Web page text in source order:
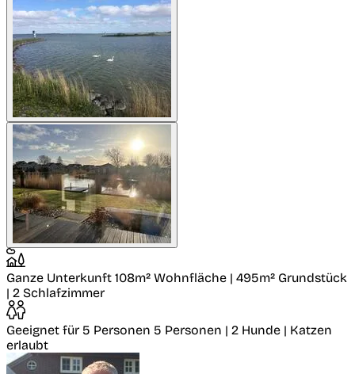
Ganze Unterkunft 108m² Wohnfläche | 495m² Grundstück
| 2 Schlafzimmer
Geeignet für 5 Personen 5 Personen | 2 Hunde | Katzen
erlaubt